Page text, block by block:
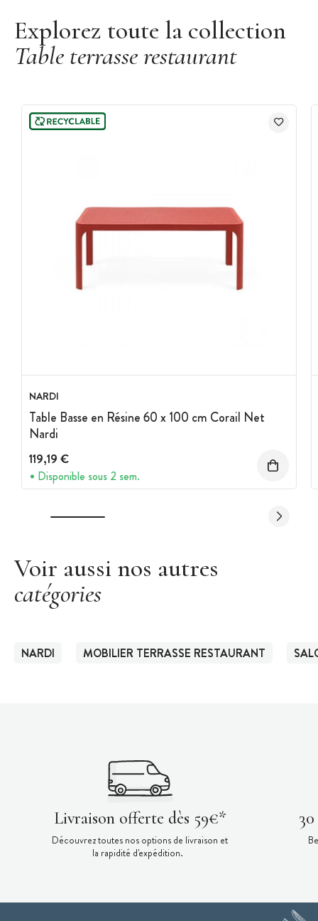
Collection : Net
Marque :Nardi
Explorez toute la collection
Table terrasse restaurant
NARDI
Table Basse en Résine 60 x 100 cm Corail Net
Nardi
119,19 €
Disponible sous 2 sem.
Voir aussi nos autres
catégories
NARDI MOBILIER TERRASSE RESTAURANT
Livraison offerte dès 59€*
Découvrez toutes nos options de livraison et
la rapidité d'expédition.